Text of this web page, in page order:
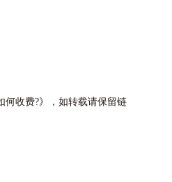
何收费?‌》，如转载请保留链